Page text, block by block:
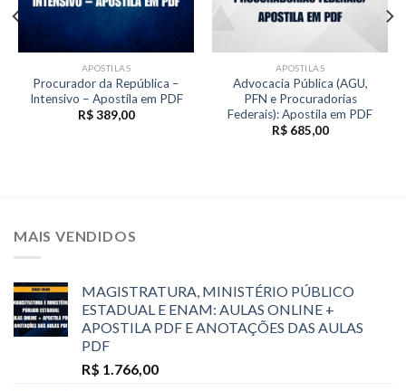
APOSTILAS
Procurador da República –
Intensivo – Apostila em PDF
R$389,00
APOSTILAS
Advocacia Pública (AGU,
PFN e Procuradorias
Federais): Apostila em PDF
R$685,00
MAIS VENDIDOS
MAGISTRATURA, MINISTÉRIO PÚBLICO
ESTADUAL E ENAM: AULAS ONLINE +
APOSTILA PDF E ANOTAÇÕES DAS AULAS
PDF
R$ 1.766,00